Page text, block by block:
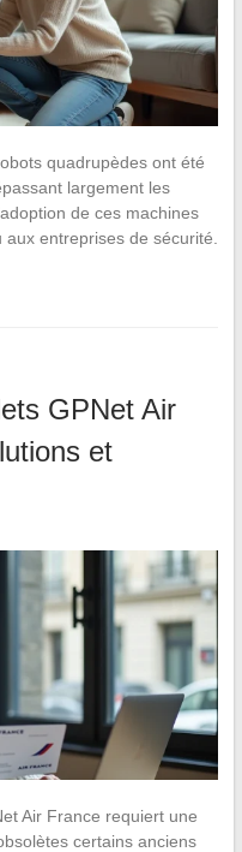
quadrupèdes ont été
largement les
de ces machines
entreprises de sécurité.
GPNet Air
et
Air France requiert une
certains anciens